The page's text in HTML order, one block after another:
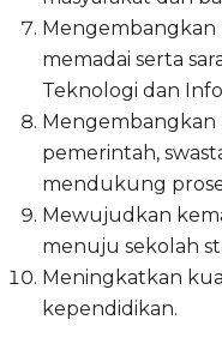
Mengembangkan
memadai serta
Teknologi dan
Mengembangkan
pemerintah,
mendukung
Mewujudkan
menuju sekolah
Meningkatkan
kependidikan.